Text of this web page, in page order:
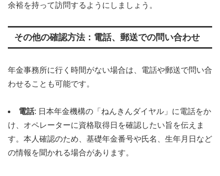
余裕を持って訪問するようにしましょう。
その他の確認方法：電話、郵送での問い合わせ
年金事務所に行く時間がない場合は、電話や郵送で問い合
わせることも可能です。
電話: 日本年金機構の「ねんきんダイヤル」に電話をか
け、オペレーターに資格取得日を確認したい旨を伝えま
す。本人確認のため、基礎年金番号や氏名、生年月日など
の情報を聞かれる場合があります。